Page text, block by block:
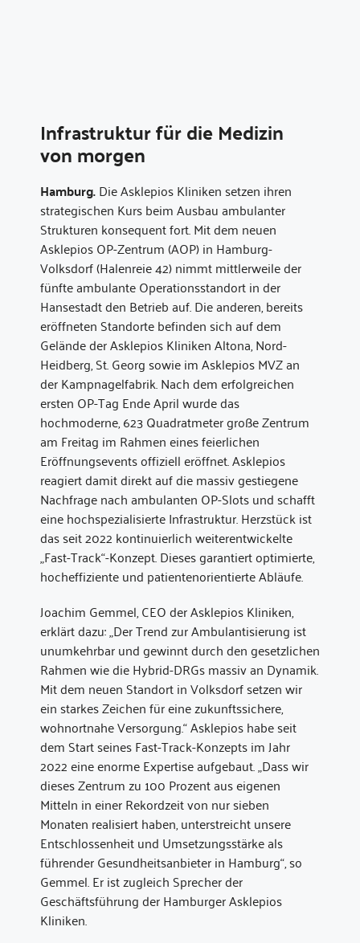
Infrastruktur für die Medizin
von morgen
Hamburg.Die Asklepios Kliniken setzen ihren
strategischen Kurs beim Ausbau ambulanter
Strukturen konsequent fort. Mit dem neuen
Asklepios OP-Zentrum (AOP) in Hamburg-
Volksdorf (Halenreie 42) nimmt mittlerweile der
fünfte ambulante Operationsstandort in der
Hansestadt den Betrieb auf. Die anderen, bereits
eröffneten Standorte befinden sich auf dem
Gelände der Asklepios Kliniken Altona, Nord-
Heidberg, St. Georg sowie im Asklepios MVZ an
der Kampnagelfabrik. Nach dem erfolgreichen
ersten OP-Tag Ende April wurde das
hochmoderne, 623 Quadratmeter große Zentrum
am Freitag im Rahmen eines feierlichen
Eröffnungsevents offiziell eröffnet. Asklepios
reagiert damit direkt auf die massiv gestiegene
Nachfrage nach ambulanten OP-Slots und schafft
eine hochspezialisierte Infrastruktur. Herzstück ist
das seit 2022 kontinuierlich weiterentwickelte
„Fast-Track“-Konzept. Dieses garantiert optimierte,
hocheffiziente und patientenorientierte Abläufe.
Joachim Gemmel, CEO der Asklepios Kliniken,
erklärt dazu: „Der Trend zur Ambulantisierung ist
unumkehrbar und gewinnt durch den gesetzlichen
Rahmen wie die Hybrid-DRGs massiv an Dynamik.
Mit dem neuen Standort in Volksdorf setzen wir
ein starkes Zeichen für eine zukunftssichere,
wohnortnahe Versorgung.“ Asklepios habe seit
dem Start seines Fast-Track-Konzepts im Jahr
2022 eine enorme Expertise aufgebaut. „Dass wir
dieses Zentrum zu 100 Prozent aus eigenen
Mitteln in einer Rekordzeit von nur sieben
Monaten realisiert haben, unterstreicht unsere
Entschlossenheit und Umsetzungsstärke als
führender Gesundheitsanbieter in Hamburg“, so
Gemmel. Er ist zugleich Sprecher der
Geschäftsführung der Hamburger Asklepios
Kliniken.